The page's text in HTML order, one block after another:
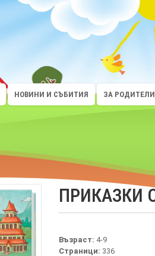
НОВИНИ И СЪБИТИЯ ЗА РОДИТЕЛИ
ПРИКАЗКИ
Възраст: 4-9
Страници: 336